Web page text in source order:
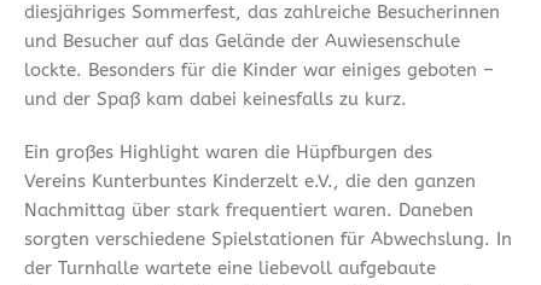
diesjähriges Sommerfest, das zahlreiche Besucherinnen
und Besucher auf das Gelände der Auwiesenschule
lockte. Besonders für die Kinder war einiges geboten –
und der Spaß kam dabei keinesfalls zu kurz.
Ein großes Highlight waren die Hüpfburgen des
Vereins Kunterbuntes Kinderzelt e.V., die den ganzen
Nachmittag über stark frequentiert waren. Daneben
sorgten verschiedene Spielstationen für Abwechslung. In
der Turnhalle wartete eine liebevoll aufgebaute